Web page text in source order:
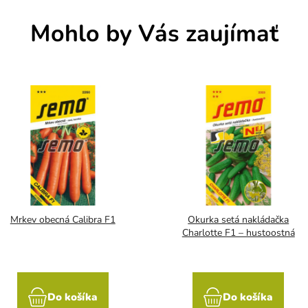
Mohlo by Vás zaujímať
Mrkev obecná Calibra F1
Do košíka
Okurka setá nakládačka
Charlotte F1 – hustoostná
Do košíka